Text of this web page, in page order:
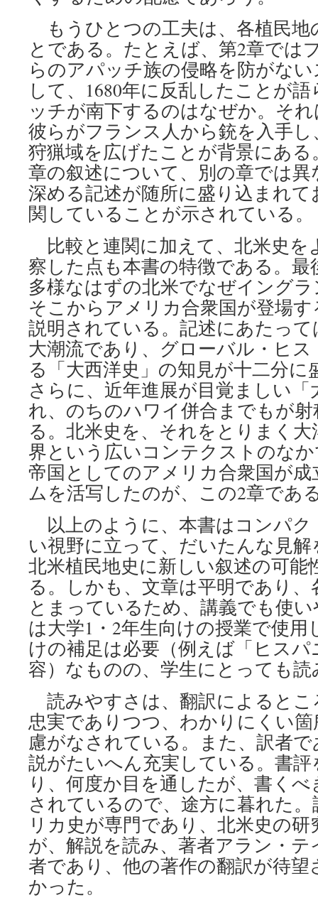
もうひとつの工夫は、各植民地
とである。たとえば、第2章では
らのアパッチ族の侵略を防がな
して、1680年に反乱したことが
ッチが南下するのはなぜか。そ
彼らがフランス人から銃を入手
狩猟域を広げたことが背景にあ
章の叙述について、別の章では
深める記述が随所に盛り込まれ
関していることが示されている。
比較と連関に加えて、北米史を
察した点も本書の特徴である。最
多様なはずの北米でなぜイング
そこからアメリカ合衆国が登場
説明されている。記述にあたっ
大潮流であり、グローバル・ヒ
る「大西洋史」の知見が十二分
さらに、近年進展が目覚ましい
れ、のちのハワイ併合までもが
る。北米史を、それをとりまく
界という広いコンテクストのな
帝国としてのアメリカ合衆国が
ムを活写したのが、この2章であ
以上のように、本書はコンパ
い視野に立って、だいたんな見
北米植民地史に新しい叙述の可能
る。しかも、文章は平明であり、
とまっているため、講義でも使
は大学1・2年生向けの授業で使
けの補足は必要（例えば「ヒス
容）なものの、学生にとっても
読みやすさは、翻訳によるとこ
忠実でありつつ、わかりにくい
慮がなされている。また、訳者
説がたいへん充実している。書
り、何度か目を通したが、書く
されているので、途方に暮れた
リカ史が専門であり、北米史の
が、解説を読み、著者アラン・
者であり、他の著作の翻訳が待
かった。